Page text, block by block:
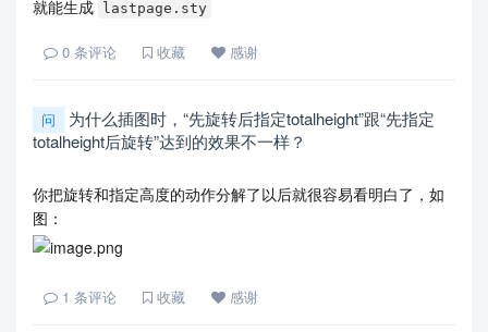
就能生成 lastpage.sty
0 条评论 收藏 感谢
问
为什么插图时，“先旋转后指定totalheight”跟“先指定
totalheight后旋转”达到的效果不一样？
你把旋转和指定高度的动作分解了以后就很容易看明白了，如
图：
1 条评论 收藏 感谢